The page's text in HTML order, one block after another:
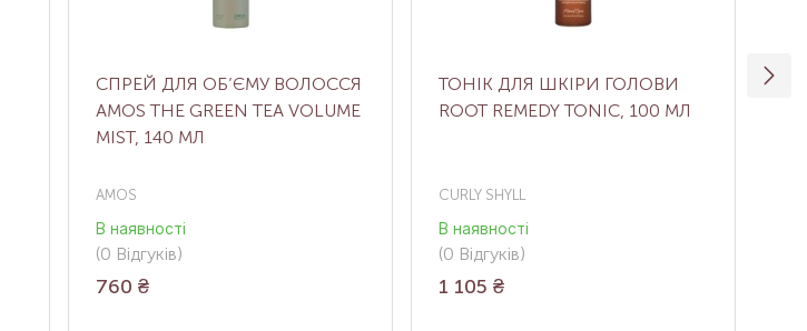
СПРЕЙ ДЛЯ ОБ’ЄМУ ВОЛОССЯ
AMOS THE GREEN TEA VOLUME
MIST, 140 МЛ
AMOS
В наявності
(0 Відгуків)
760 ₴
ТОНІК ДЛЯ ШКІРИ ГОЛОВИ
ROOT REMEDY TONIC, 100 МЛ
CURLY SHYLL
В наявності
(0 Відгуків)
1 105 ₴